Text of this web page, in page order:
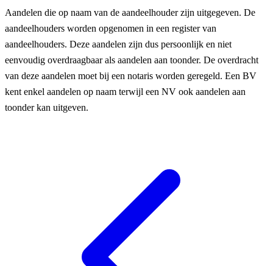
Aandelen die op naam van de aandeelhouder zijn uitgegeven. De
aandeelhouders worden opgenomen in een register van
aandeelhouders. Deze aandelen zijn dus persoonlijk en niet
eenvoudig overdraagbaar als aandelen aan toonder. De overdracht
van deze aandelen moet bij een notaris worden geregeld. Een BV
kent enkel aandelen op naam terwijl een NV ook aandelen aan
toonder kan uitgeven.